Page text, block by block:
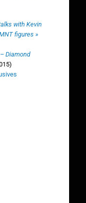
with Kevin
figures »
Diamond